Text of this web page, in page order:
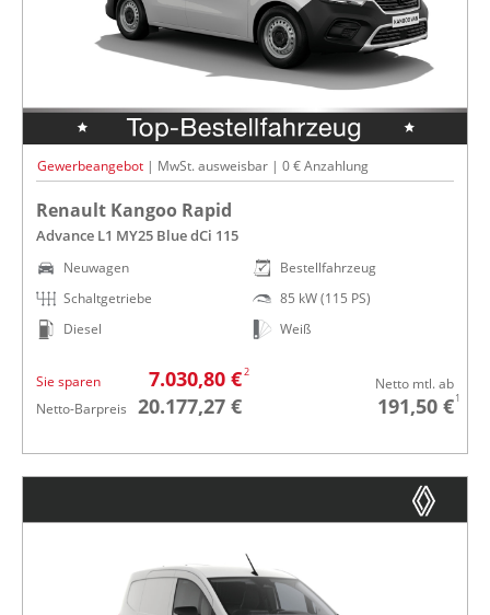
Gewerbeangebot | MwSt. ausweisbar | 0 € Anzahlung
Renault Kangoo Rapid
Advance L1 MY25 Blue dCi 115
Neuwagen
Schaltgetriebe
Diesel
Bestellfahrzeug
85 kW (115 PS)
Weiß
Sie sparen 7.030,80 €2
Netto-Barpreis 20.177,27 €
Netto mtl. ab
191,50 €1